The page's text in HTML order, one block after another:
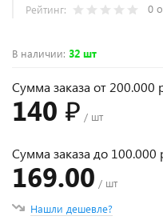
Рейтинг: 0
В наличии: 32 шт
Сумма заказа от 200.000
140 ₽ / шт
Сумма заказа до 100.000
169.00 / шт
Нашли дешевле?